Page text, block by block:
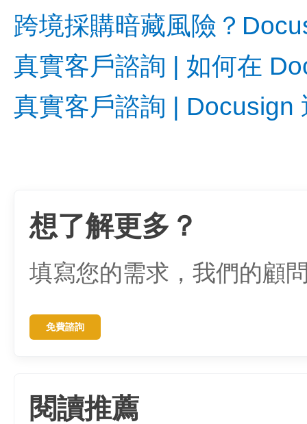
跨境採購暗藏風險？
真實客戶諮詢 | 如何在
真實客戶諮詢 | Docusign
想了解更多？
填寫您的需求，我們的顧
免費諮詢
閱讀推薦